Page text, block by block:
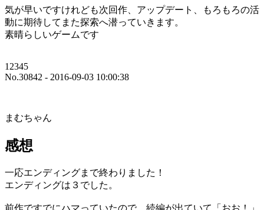
気が早いですけれども次回作、アップデート、もろもろの活
動に期待してまた探索へ潜っていきます。
素晴らしいゲームです
12345
No.30842 - 2016-09-03 10:00:38
まむちゃん
感想
一応エンディングまで終わりました！
エンディングは３でした。
前作ですでにハマっていたので、続編が出ていて「おお！」